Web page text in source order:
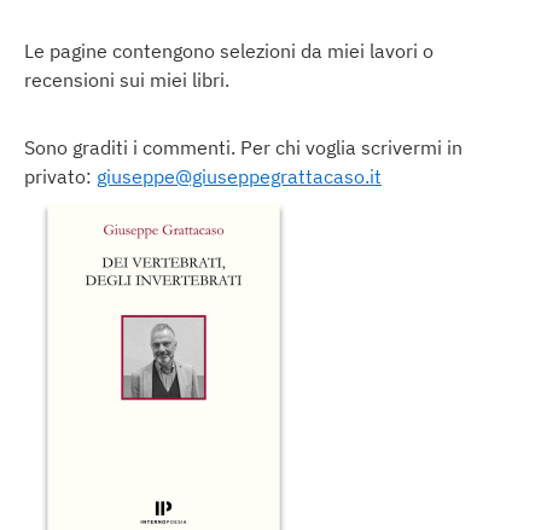
Le pagine contengono selezioni da miei lavori o
recensioni sui miei libri.
Sono graditi i commenti. Per chi voglia scrivermi in
privato: giuseppe@giuseppegrattacaso.it